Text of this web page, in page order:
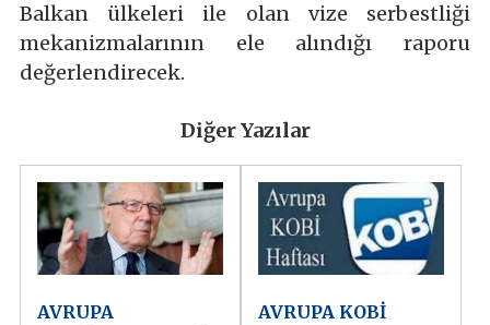
Balkan ülkeleri ile olan vize serbestliği
mekanizmalarının ele alındığı raporu
değerlendirecek.
Diğer Yazılar
AVRUPA
AVRUPA KOBİ